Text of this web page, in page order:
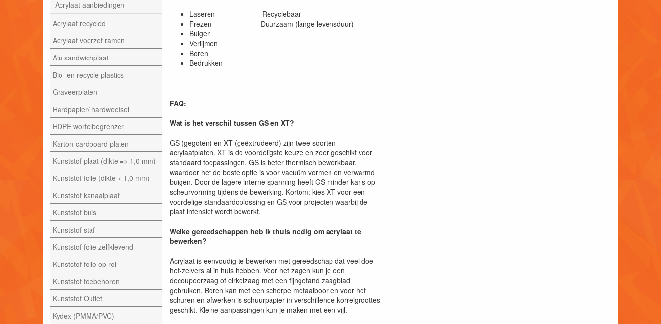
Acrylaat aanbiedingen
Acrylaat recycled
Acrylaat voorzet ramen
Alu sandwichplaat
Bio- en recycle plastics
Graveerplaten
Hardpapier/ hardweefsel
HDPE wortelbegrenzer
Karton-cardboard platen
Kunststof plaat (dikte => 1,0 mm)
Kunststof folie (dikte < 1,0 mm)
Kunststof kanaalplaat
Kunststof buis
Kunststof staf
Kunststof folie zelfklevend
Kunststof folie op rol
Kunststof toebehoren
Kunststof Outlet
Kydex (PMMA/PVC)
Laseren Recyclebaar
Frezen Duurzaam (lange levensduur)
Buigen
Verlijmen
Boren
Bedrukken
FAQ:
Wat is het verschil tussen GS en XT?
GS (gegoten) en XT (geëxtrudeerd) zijn twee soorten
acrylaatplaten. XT is de voordeligste keuze en zeer geschikt voor
standaard toepassingen. GS is beter thermisch bewerkbaar,
waardoor het de beste optie is voor vacuüm vormen en verwarmd
buigen. Door de lagere interne spanning heeft GS minder kans op
scheurvorming tijdens de bewerking. Kortom: kies XT voor een
voordelige standaardoplossing en GS voor projecten waarbij de
plaat intensief wordt bewerkt.
Welke gereedschappen heb ik thuis nodig om acrylaat te
bewerken?
Acrylaat is eenvoudig te bewerken met gereedschap dat veel doe-
het-zelvers al in huis hebben. Voor het zagen kun je een
decoupeerzaag of cirkelzaag met een fijngetand zaagblad
gebruiken. Boren kan met een scherpe metaalboor en voor het
schuren en afwerken is schuurpapier in verschillende korrelgroottes
geschikt. Kleine aanpassingen kun je maken met een vijl.